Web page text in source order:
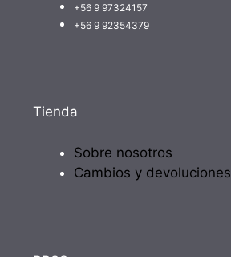
+56 9 97324157
+56 9 92354379
Tienda
Sobre nosotros
Cambios y devoluciones